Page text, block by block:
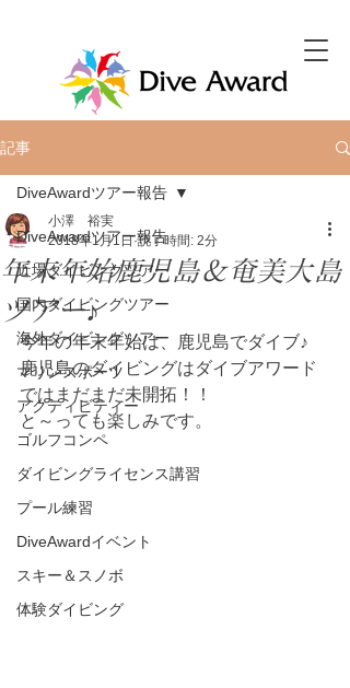
記事
DiveAwardツアー報告
近場ダイビングツアー
国内ダイビングツアー
海外ダイビングツアー
マリンスポーツ
アクティビティー
ゴルフコンペ
ダイビングライセンス講習
プール練習
DiveAwardイベント
スキー＆スノボ
体験ダイビング
DiveAwardツアー報告
年末年始鹿児島＆奄美大島
ツアー♪
小澤 裕実
2018年1月1日 読了時間: 2分
今年の年末年始は、鹿児島でダイブ♪
鹿児島のダイビングはダイブアワード
ではまだまだ未開拓！！
と～っても楽しみです。